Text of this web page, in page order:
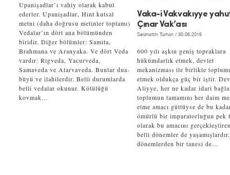
Upanişadlar’ı vahiy olarak kabul
ederler. Upanişadlar, Hint kutsal
metni (daha doğrusu metinler toplamı)
Vedalar’ın dört ana bölümünden
biridir. Diğer bölümler: Samita,
Brahmana ve Aranyaka. Ve dört Veda
vardır: Rigveda, Yacurveda,
Samaveda ve Atarvaveda. Bunlar dua-
büyü ve ilahilerdir. Belli durumlarda
belli vedalar okunur. Kötülüğü
kovmak…
Vaka-i Vakvakıyye
Çınar Vak’ası
Selahattin Turhan / 30.06.2016
600 yılı aşkın geniş topraklara
hükümdarlık etmek, devlet
mekanizması ile birlikte
etmek oldukça güç bir iştir.
Aliyye, her ne kadar idari
toplumun tamamını her daim
etme amacı güttüyse de bu
ömürlü bir imparatorluğun pek
olarak bu amacını
belli dönemler de
dönemlerden bir tanesi de…